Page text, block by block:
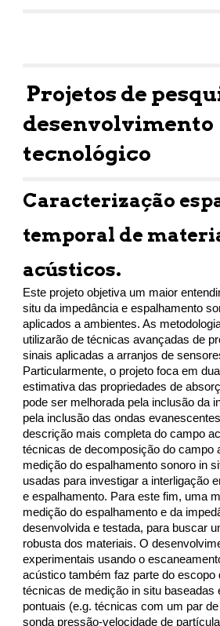
Projetos de
desenvolvimento
tecnológico
Caracterização
temporal de
acústicos.
Este projeto objetiva um maior
situ da impedância e espalhamento
aplicados a ambientes. As
utilizarão de técnicas avançadas de
sinais aplicadas a arranjos de
Particularmente, o projeto foca em
estimativa das propriedades de
pode ser melhorada pela inclusão da
pela inclusão das ondas
descrição mais completa do campo
técnicas de decomposição do campo
medição do espalhamento sonoro in
usadas para investigar a interligação
e espalhamento. Para este fim, uma
medição do espalhamento e da
desenvolvida e testada, para buscar
robusta dos materiais. O
experimentais usando o
acústico também faz parte do escopo
técnicas de medição in situ baseadas
pontuais (e.g. técnicas com um par
sonda pressão-velocidade de